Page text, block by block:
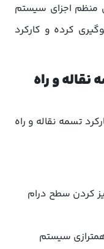
منظم اجزای سیستم
کرده و کارکرد
و راه
تسمه نقاله و راه
کردن سطح درام
سیستم